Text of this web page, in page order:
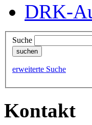
DRK-
Suche
erweiterte Suche
Kontakt